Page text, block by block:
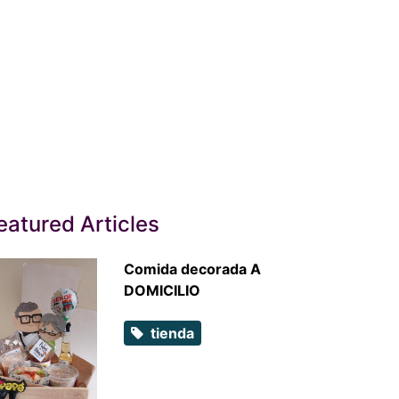
Articles
Comida decorada A
DOMICILIO
tienda